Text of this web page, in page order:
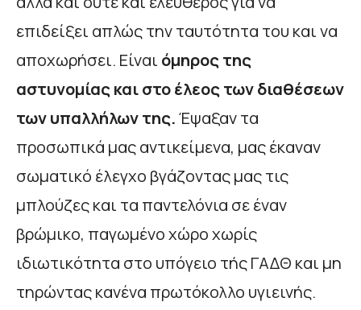
επιδείξει απλώς την ταυτότητα του και να
αποχωρήσει. Είναι όμηρος της
αστυνομίας και στο έλεος των διαθέσεων
των υπαλλήλων της.Έψαξαν τα
προσωπικά μας αντικείμενα, μας έκαναν
σωματικό έλεγχο βγάζοντας μας τις
μπλούζες και τα παντελόνια σε έναν
βρώμικο, παγωμένο χώρο χωρίς
ιδιωτικότητα στο υπόγειο τής ΓΑΔΘ και μη
τηρώντας κανένα πρωτόκολλο υγιεινής.